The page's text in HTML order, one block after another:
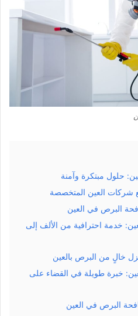
حلول مبتكرة وآمنة
شركات العين المتخصصة
البرص في العين
خدمة احترافية من الألف إلى
خالٍ من البرص بالعين
خبرة طويلة في القضاء على
البرص في العين